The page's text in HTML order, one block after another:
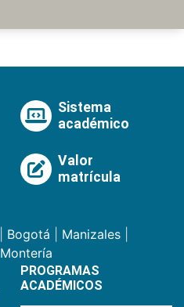
Sistema
académico
Valor
matrícula
Bogotá Manizales
Montería
PROGRAMAS
ACADÉMICOS